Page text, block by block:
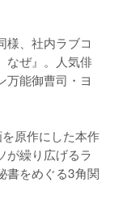
様、社内ラブコ
なぜ』。人気俳
万能御曹司・ヨ
原作にした本作
が繰り広げるラ
書をめぐる3角関